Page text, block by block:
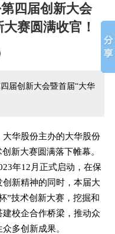
四届创新大会
赛圆满收官！
届创新大会暨首届“大华
华股份主办的大华股份
新大赛圆满落下帷幕。
年12月正式启动，在保
新精神的同时，本届大
”技术创新大赛，挖掘和
校企合作桥梁，推动众
多创新成果。